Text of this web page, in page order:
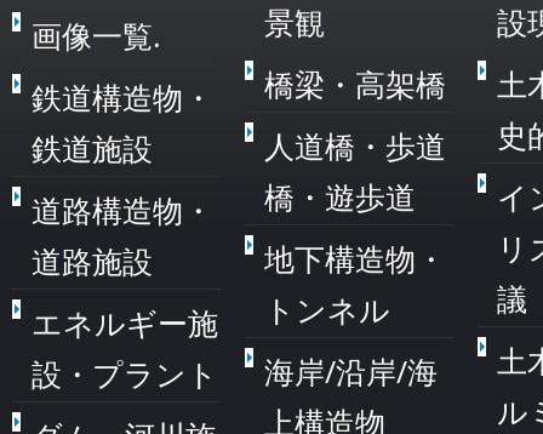
画像一覧.
鉄道構造物・
鉄道施設
道路構造物・
道路施設
エネルギー施
設・プラント
景観
橋梁・高架橋
人道橋・歩道
橋・遊歩道
地下構造物・
トンネル
海岸/沿岸/海
上構造物
設
土
史
イ
リ
議
土
ル